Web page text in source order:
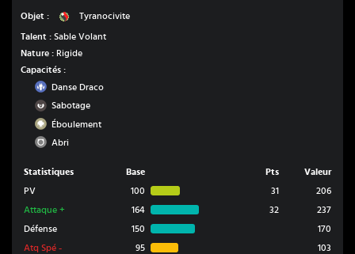
Objet : Tyranocivite
Talent : Sable Volant
Nature : Rigide
Capacités :
Dragon
Danse Draco
Ténèbres
Sabotage
Roche
Éboulement
Normal
Abri
Statistiques Base Pts
Valeur
PV
100 31
206
Attaque + 164 32
237
Défense
150
170
Atq Spé - 95
103